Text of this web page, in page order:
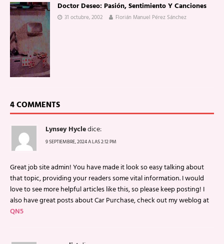
Doctor Deseo: Pasión, Sentimiento Y Canciones
31 octubre, 2002 Florián Manuel Pérez Sánchez
4 COMMENTS
Lynsey Hycledice:
9 SEPTIEMBRE, 2024 A LAS 2:12 PM
Great job site admin! You have made it look so easy talking about
that topic, providing your readers some vital information. I would
love to see more helpful articles like this, so please keep posting! I
also have great posts about Car Purchase, check out my weblog at
QN5